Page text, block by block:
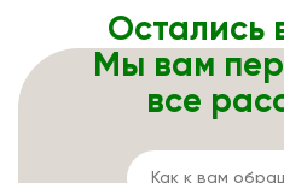
Остались
Мы вам
все